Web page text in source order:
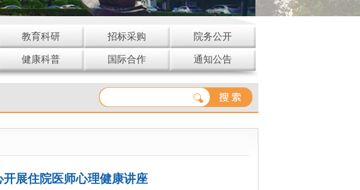
教育科研 招标采购 院务公开
健康科普 国际合作 通知公告
展住院医师心理健康讲座